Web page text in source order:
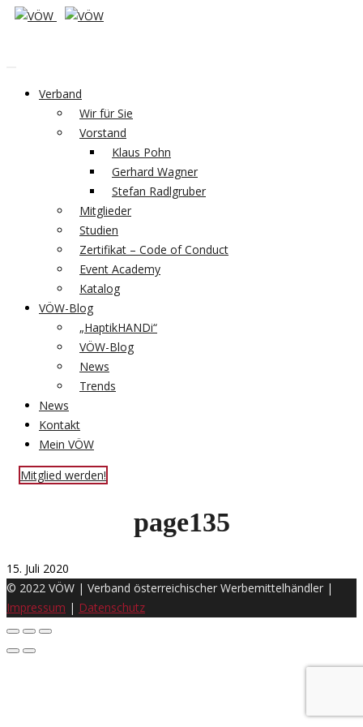
Verband
Wir für Sie
Vorstand
Klaus Pohn
Gerhard Wagner
Stefan Radlgruber
Mitglieder
Studien
Zertifikat – Code of Conduct
Event Academy
Katalog
VÖW-Blog
„HaptikHANDi“
VÖW-Blog
News
Trends
News
Kontakt
Mein VÖW
Mitglied werden!
page135
15. Juli 2020
© 2022 VÖW | Verband österreichischer Werbemittelhändler |
Impressum | Datenschutz